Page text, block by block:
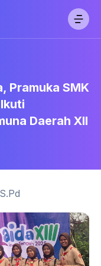
Pramuka SMK
Daerah XII